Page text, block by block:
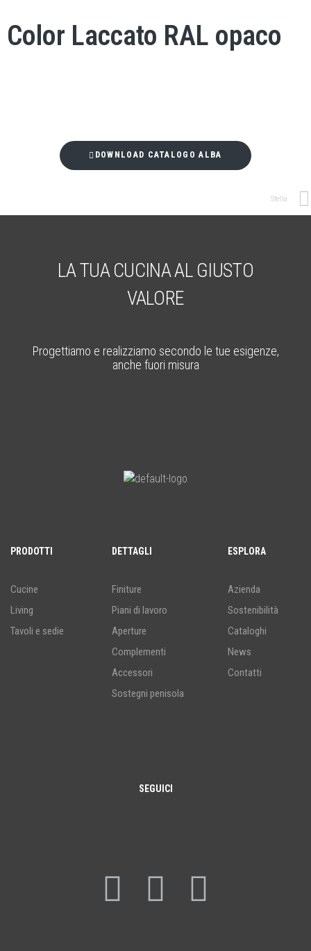
Color Laccato RAL opaco
DOWNLOAD CATALOGO ALBA
Stella
LA TUA CUCINA AL GIUSTO
VALORE
Progettiamo e realizziamo secondo le tue esigenze,
anche fuori misura
PRODOTTI
Cucine
Living
Tavoli e sedie
DETTAGLI
Finiture
Piani di lavoro
Aperture
Complementi
Accessori
Sostegni penisola
ESPLORA
Azienda
Sostenibilità
Cataloghi
News
Contatti
SEGUICI